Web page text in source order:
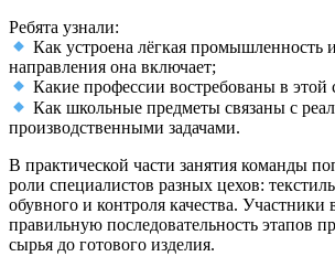
Ребята узнали:
Как устроена лёгкая промышленность
направления она включает;
Какие профессии востребованы в этой
Как школьные предметы связаны с
производственными задачами.
В практической части занятия команды
роли специалистов разных цехов:
обувного и контроля качества. Участники
правильную последовательность этапов
сырья до готового изделия.